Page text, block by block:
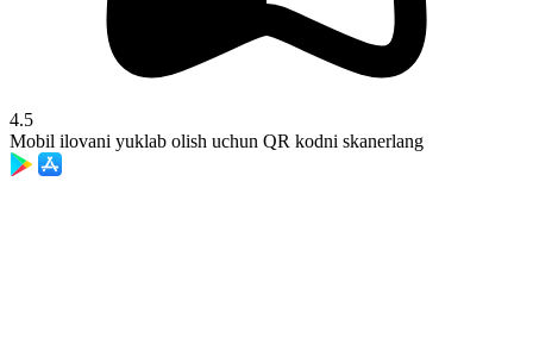
4.5
Mobil ilovani yuklab olish uchun QR kodni skanerlang